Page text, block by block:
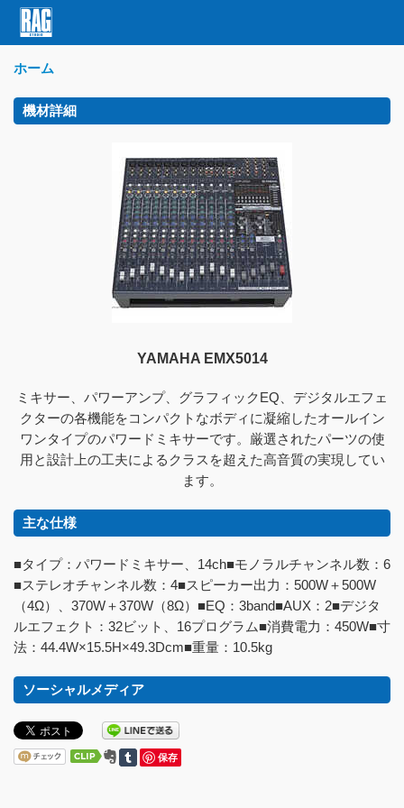
ホーム
機材詳細
YAMAHA EMX5014
ミキサー、パワーアンプ、グラフィックEQ、デジタルエフェ
クターの各機能をコンパクトなボディに凝縮したオールイン
ワンタイプのパワードミキサーです。厳選されたパーツの使
用と設計上の工夫によるクラスを超えた高音質の実現してい
ます。
主な仕様
■タイプ：パワードミキサー、14ch■モノラルチャンネル数：6
■ステレオチャンネル数：4■スピーカー出力：500W＋500W
（4Ω）、370W＋370W（8Ω）■EQ：3band■AUX：2■デジタ
ルエフェクト：32ビット、16プログラム■消費電力：450W■寸
法：44.4W×15.5H×49.3Dcm■重量：10.5kg
ソーシャルメディア
保存